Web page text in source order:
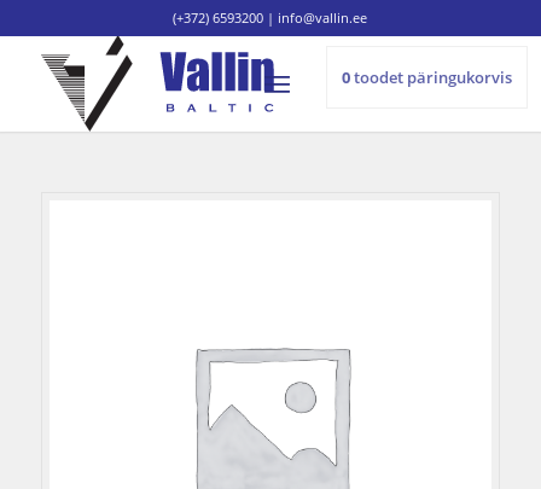
(+372) 6593200 | info@vallin.ee
0toodet päringukorvis